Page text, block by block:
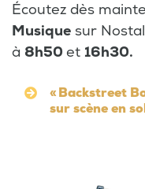
Écoutez dès
Musique sur
à 8h50 et 16h30.
« Backstreet
sur scène en